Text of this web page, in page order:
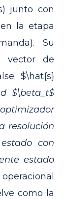
junto con
la etapa
Su
vector de
$\hat{s}
$\beta_t$
resolución
con
estado
como la